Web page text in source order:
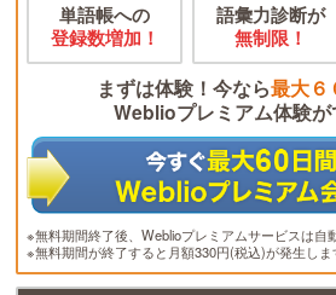
単語帳への
登録数増加！
語彙力診断が
無制限！
まずは体験！今なら最大６
Weblioプレミアム体験が
※無料期間終了後、Weblioプレミアムサービスは自
※無料期間が終了すると月額330円(税込)が発生しま